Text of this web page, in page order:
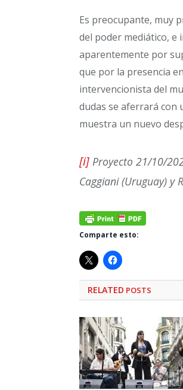
Es preocupante, muy
del poder mediático, e
aparentemente por
que por la presencia
intervencionista del
dudas se aferrará con
muestra un nuevo
[i] Proyecto 21/10/
Caggiani (Uruguay) y
Comparte esto:
RELATED POSTS